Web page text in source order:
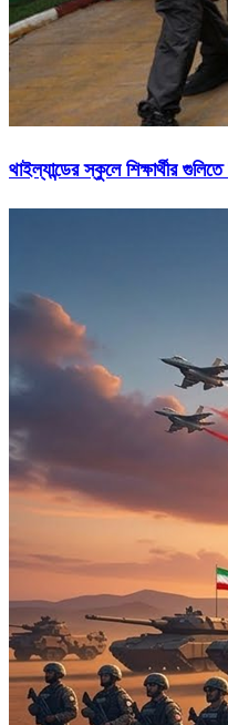
থাইল্যান্ডের স্কুলে শিক্ষার্থীর